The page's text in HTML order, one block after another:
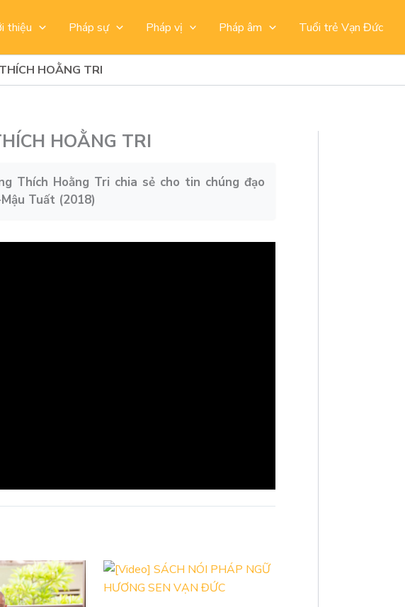
thiệu Pháp sự Pháp vị Pháp âm Tuổi trẻ Vạn Đức
HOẰNG TRI
HOẰNG TRI
Thích Hoằng Tri chia sẻ cho tin chúng đạo
Tuất (2018)